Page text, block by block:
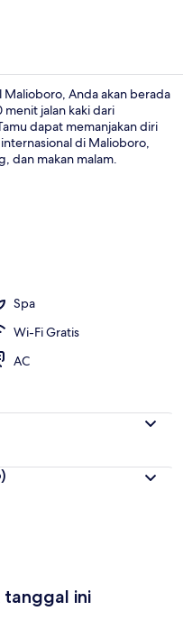
Anda akan berada
menit jalan kaki dari
dapat memanjakan diri
di Malioboro,
dan makan malam.
Spa
Wi-Fi Gratis
AC
tanggal ini